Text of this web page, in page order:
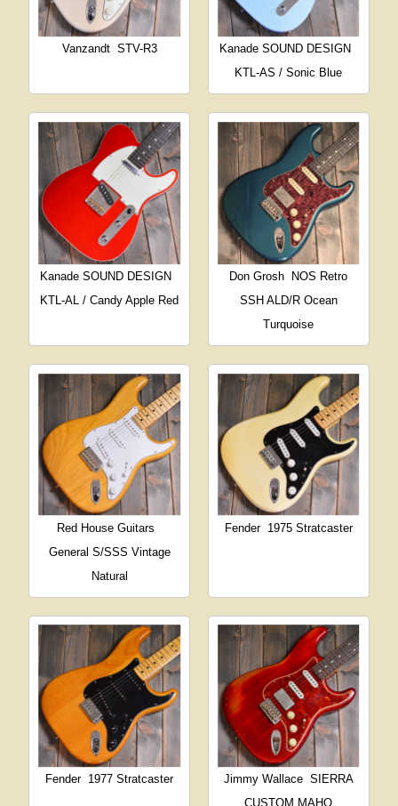
Vanzandt STV-R3
Kanade SOUND DESIGN
KTL-AS / Sonic Blue
Kanade SOUND DESIGN
KTL-AL / Candy Apple Red
Don Grosh
NOS Retro
SSH ALD/R Ocean
Turquoise
Red House Guitars
General S/SSS Vintage
Natural
Fender 1975 Stratcaster
Fender 1977 Stratcaster Jimmy Wallace SIERRA
CUSTOM MAHO